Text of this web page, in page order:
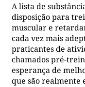
A lista de
disposição para
muscular e
cada vez mais
praticantes de
chamados pré-
esperança de
que são realmente